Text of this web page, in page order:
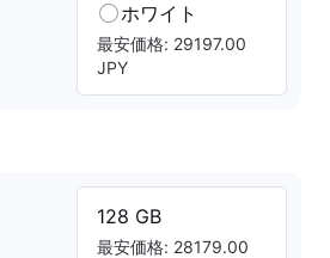
ホワイト
最安価格: 29197.00
JPY
128 GB
最安価格: 28179.00